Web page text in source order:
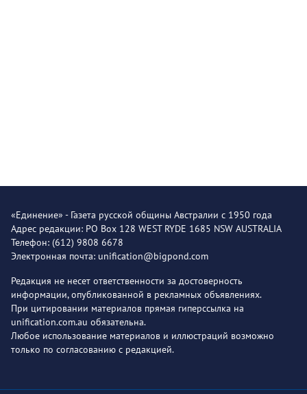
«Единение» - Газета русской общины Австралии с 1950 года
Адрес редакции: PO Box 128 WEST RYDE 1685 NSW AUSTRALIA
Телефон: (612) 9808 6678
Электронная почта: unification@bigpond.com
Редакция не несет ответственности за достоверность
информации, опубликованной в рекламных объявлениях.
При цитировании материалов прямая гиперссылка на
unification.com.au обязательна.
Любое использование материалов и иллюстраций возможно
только по согласованию с редакцией.